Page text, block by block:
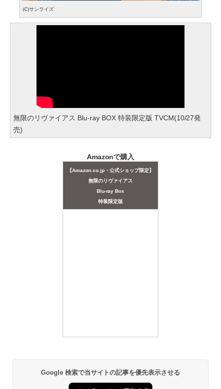
(C)サンライズ
無限のリヴァイアス Blu-ray BOX 特装限定版 TVCM(10/27発
売)
Amazonで購入
【Amazon.co.jp・公式ショップ限定】
無限のリヴァイアス
Blu-ray Box
特装限定版
Google 検索で当サイトの記事を優先表示させる